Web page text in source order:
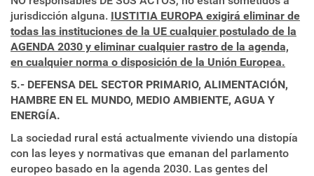
jurisdicción alguna. IUSTITIA EUROPA exigirá eliminar de
todas las instituciones de la UE cualquier postulado de la
AGENDA 2030 y eliminar cualquier rastro de la agenda,
en cualquier norma o disposición de la Unión Europea.
5.- DEFENSA DEL SECTOR PRIMARIO, ALIMENTACIÓN,
HAMBRE EN EL MUNDO, MEDIO AMBIENTE, AGUA Y
ENERGÍA.
La sociedad rural está actualmente viviendo una distopía
con las leyes y normativas que emanan del parlamento
europeo basado en la agenda 2030. Las gentes del